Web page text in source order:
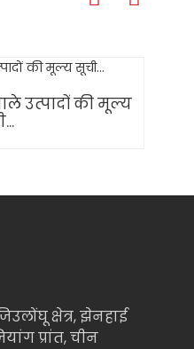
उत्पादों की मूल्य
क्षेत्र, झेनहाई
प्रांत, चीन